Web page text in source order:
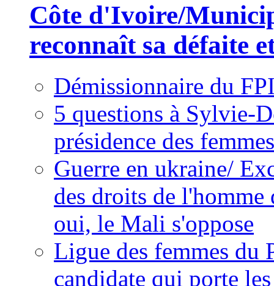
Côte d'Ivoire/
reconnaît sa défaite
Démissionnaire du
5 questions à Sylvie-
présidence des
Guerre en ukraine/
des droits de
oui, le Mali s'oppose
Ligue des femmes du
candidate qui porte